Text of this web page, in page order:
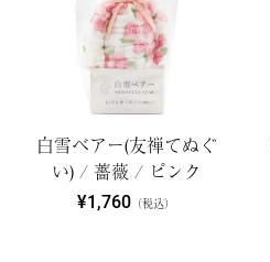
白雪ベアー(友禅てぬぐ
い) / 薔薇 / ピンク
¥1,760 （税込）